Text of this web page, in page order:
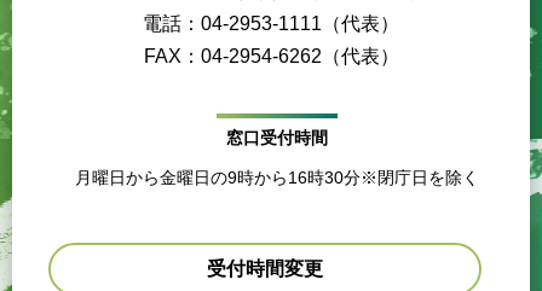
電話：04-2953-1111（代表）
FAX：04-2954-6262（代表）
窓口受付時間
月曜日から金曜日の9時から16時30分※閉庁日を除く
受付時間変更